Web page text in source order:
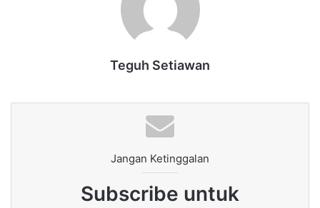
Teguh Setiawan
Jangan Ketinggalan
Subscribe untuk